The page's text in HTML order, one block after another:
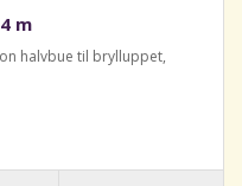
m
halvbue til brylluppet,